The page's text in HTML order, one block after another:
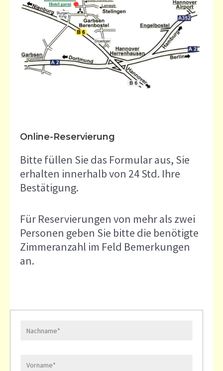
Online-Reservierung
Bitte füllen Sie das Formular aus, Sie
erhalten innerhalb von 24 Std. Ihre
Bestätigung.
Für Reservierungen von mehr als zwei
Personen geben Sie bitte die benötigte
Zimmeranzahl im Feld Bemerkungen
an.